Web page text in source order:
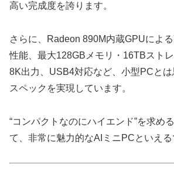
高い完成度を誇ります。
さらに、Radeon 890M内蔵GPUによ
性能、最大128GBメモリ・16TBスト
8K出力、USB4対応など、小型PCと
スペックを実現しています。
“コンパクトなのにハイエンド”を求め
て、非常に魅力的なAIミニPCといえる